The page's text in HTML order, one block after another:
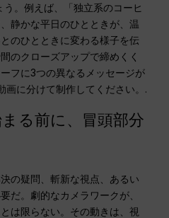
。例えば、「独立系のコーヒ
静かな平日のひとときが、温
のひとときに変わる様子を伝
のクローズアップで締めくく
フに3つの異なるメッセージが
画に分けて制作してください。.
る前に、冒頭部分
の疑問、斬新な視点、あるい
だ。劇的なカメラワークが、
は限らない。その動きは、視